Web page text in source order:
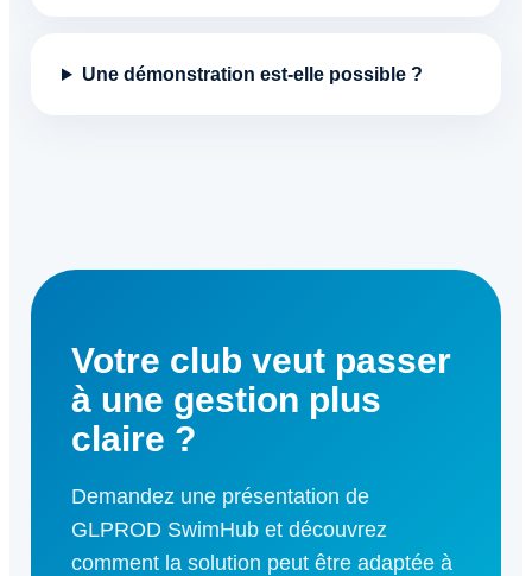
Une démonstration est-elle possible ?
Votre club veut passer
à une gestion plus
claire ?
Demandez une présentation de
GLPROD SwimHub et découvrez
comment la solution peut être adaptée à